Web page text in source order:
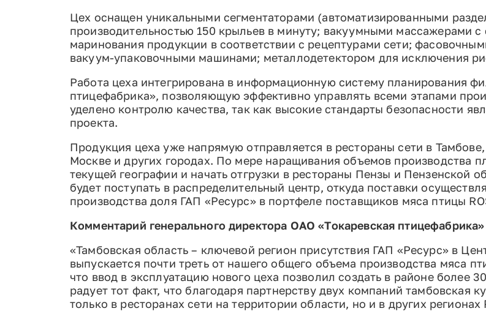
Цех оснащен уникальными сегментаторами (автоматизированными
производительностью 150 крыльев в минуту; вакуумными массажерами
маринования продукции в соответствии с рецептурами сети;
вакуум-упаковочными машинами; металлодетектором для исключения
Работа цеха интегрирована в информационную систему планирования
птицефабрика», позволяющую эффективно управлять всеми этапами
уделено контролю качества, так как высокие стандарты безопасности
проекта.
Продукция цеха уже напрямую отправляется в рестораны сети в
Москве и других городах. По мере наращивания объемов производства
текущей географии и начать отгрузки в рестораны Пензы и Пензенской
будет поступать в распределительный центр, откуда поставки
производства доля ГАП «Ресурс» в портфеле поставщиков мяса птицы
Комментарий генерального директора ОАО «Токаревская
«Тамбовская область – ключевой регион присутствия ГАП «Ресурс» в
выпускается почти треть от нашего общего объема производства мяса
что ввод в эксплуатацию нового цеха позволил создать в районе более
радует тот факт, что благодаря партнерству двух компаний тамбовская
только в ресторанах сети на территории области, но и в других регионах